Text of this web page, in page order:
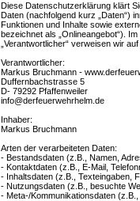
Diese Datenschutzerklärung klärt
Daten (nachfolgend kurz „Daten“)
Funktionen und Inhalte sowie
bezeichnet als „Onlineangebot“).
„Verantwortlicher“ verweisen wir
Verantwortlicher:
Markus Bruchmann -
Duffernbachstrasse 5
D- 79292 Pfaffenweiler
info@derfeuerwehrhelm.de
Inhaber:
Markus Bruchmann
Arten der verarbeiteten Daten:
- Bestandsdaten (z.B., Namen,
- Kontaktdaten (z.B., E-Mail,
- Inhaltsdaten (z.B., Texteingaben,
- Nutzungsdaten (z.B., besuchte
- Meta-/Kommunikationsdaten